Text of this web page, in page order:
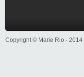
Copyright © Marie Rio - 2014